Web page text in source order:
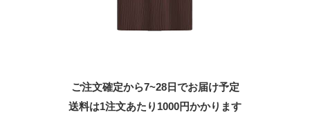
ご注文確定から7~28日でお届け予定
送料は1注文あたり 1000円かかります